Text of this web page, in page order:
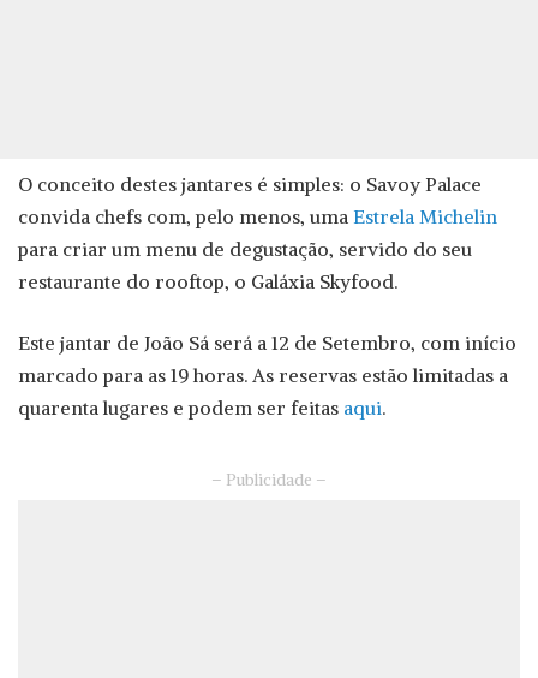
O conceito destes jantares é simples: o Savoy Palace
convida chefs com, pelo menos, uma Estrela Michelin
para criar um menu de degustação, servido do seu
restaurante do rooftop, o Galáxia Skyfood.
Este jantar de João Sá será a 12 de Setembro, com início
marcado para as 19 horas. As reservas estão limitadas a
quarenta lugares e podem ser feitas aqui.
– Publicidade –